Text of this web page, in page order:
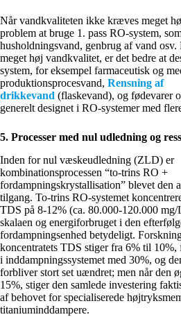
Når vandkvaliteten ikke kræves meget
problem at bruge 1. pass RO-system,
husholdningsvand, genbrug af vand
meget høj vandkvalitet, er det bedre at
system, for eksempel farmaceutisk og
produktionsprocesvand, Rensning af
drikkevand (flaskevand), og fødevarer
generelt designet i RO-systemer med
5. Processer med nul udledning og
Inden for nul væskeudledning (ZLD) er
kombinationsprocessen “to-trins RO +
fordampningskrystallisation” blevet den
tilgang. To-trins RO-systemet
TDS på 8-12% (ca. 80.000-120.000
skalaen og energiforbruget i den
fordampningsenhed betydeligt.
koncentratets TDS stiger fra 6% til 10%,
i inddampningssystemet med 30%, og
forbliver stort set uændret; men når den
15%, stiger den samlede investering
af behovet for specialiserede
titaniuminddampere.